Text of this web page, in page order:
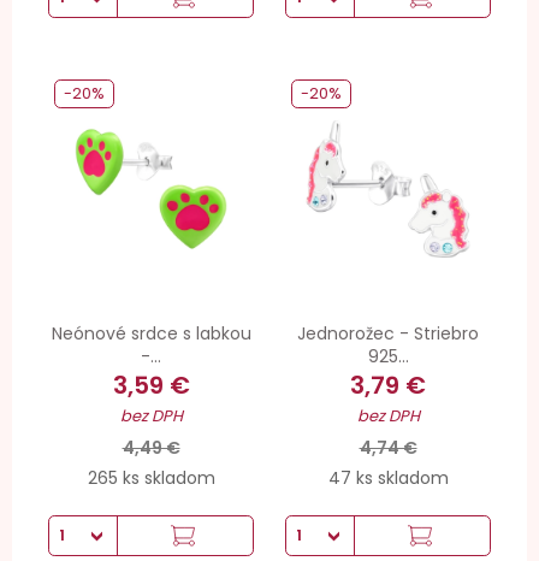
Neónové srdce s labkou
-...
3,59 €
bez DPH
4,49 €
265 ks skladom
-20%
Jednorožec - Striebro
925...
3,79 €
bez DPH
4,74 €
47 ks skladom
-20%